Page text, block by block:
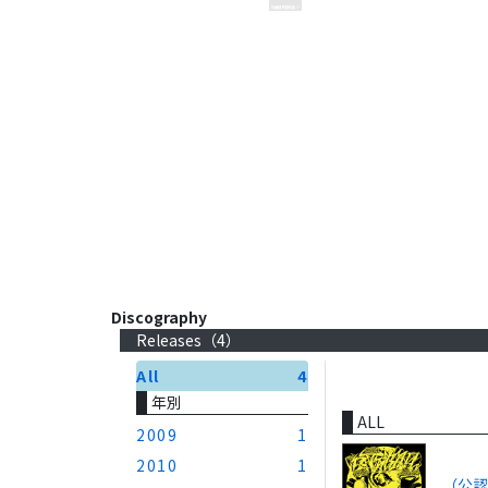
Discography
Releases（4）
All
4
年別
2009
1
2010
1
ALL